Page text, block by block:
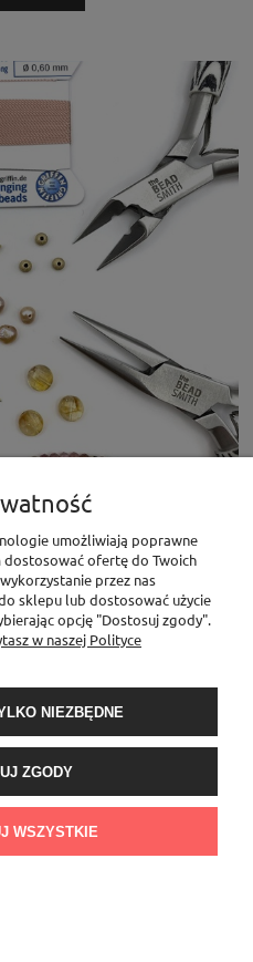
PRODUKTÓW
ze srebra, stali, metalu, gold
»
umożliwiają poprawne
dostosować ofertę do Twoich
przez nas
sklepu lub dostosować użycie
opcję "Dostosuj zgody".
w naszej Polityce
NIEZBĘDNE
ZGODY
WSZYSTKIE